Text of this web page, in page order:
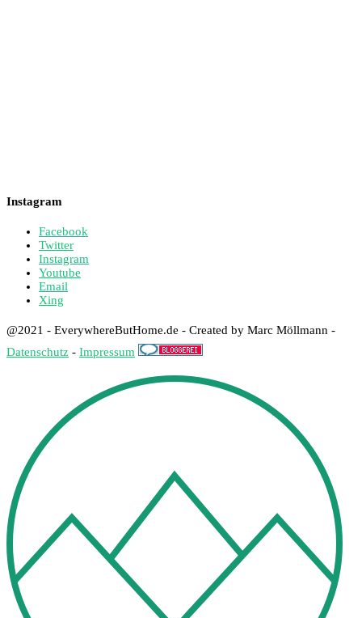
Instagram
Facebook
Twitter
Instagram
Youtube
Email
Xing
@2021 - EverywhereButHome.de - Created by Marc Möllmann -
Datenschutz - Impressum